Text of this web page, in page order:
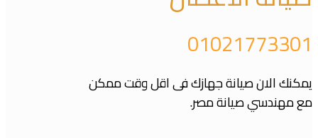
01021773301
يمكنك الان صيانة جهازك فى اقل وقت ممكن
مع مهندسي صيانة مصر.